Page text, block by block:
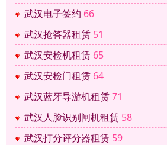
武汉电子签约 66
武汉抢答器租赁 51
武汉安检机租赁 65
武汉安检门租赁 64
武汉蓝牙导游机租赁71
武汉人脸识别闸机租赁 58
武汉打分评分器租赁 59